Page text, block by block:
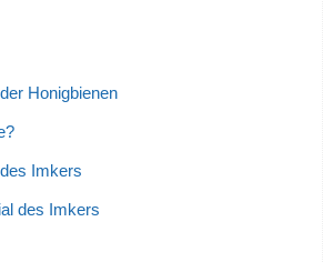
Honigbienen
Imkers
des Imkers